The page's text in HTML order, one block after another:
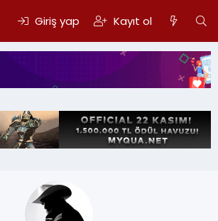
Giriş yap Kayıt ol